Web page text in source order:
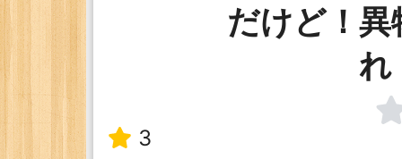
だけど！
れ
3